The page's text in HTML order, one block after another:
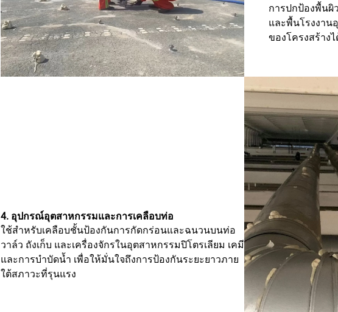
การปกป้องพื้นผิ
และพื้นโรงงาน
ของโครงสร้าง
4. อุปกรณ์อุตสาหกรรมและการเคลือบท่อ
ใช้สำหรับเคลือบชั้นป้องกันการกัดกร่อนและฉนวนบนท่อ
วาล์ว ถังเก็บ และเครื่องจักรในอุตสาหกรรมปิโตรเลียม เคมี
และการบำบัดน้ำ เพื่อให้มั่นใจถึงการป้องกันระยะยาวภาย
ใต้สภาวะที่รุนแรง